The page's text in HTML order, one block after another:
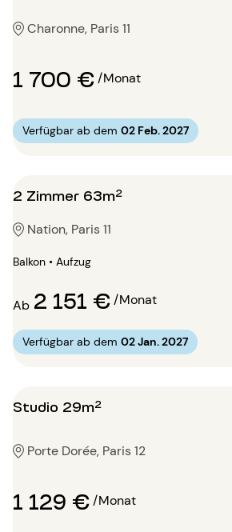
Charonne, Paris 11
1 700 €/Monat
Verfügbar ab dem 02 Feb. 2027
2 Zimmer 63m²
Nation, Paris 11
Balkon • Aufzug
Ab 2 151 €/Monat
Verfügbar ab dem 02 Jan. 2027
Studio 29m²
Porte Dorée, Paris 12
1 129 €/Monat